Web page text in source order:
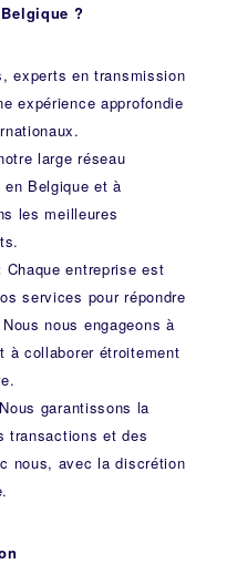
?
experts en transmission
expérience approfondie
large réseau
en Belgique et à
les meilleures
Chaque entreprise est
services pour répondre
nous engageons à
à collaborer étroitement
Nous garantissons la
transactions et des
nous, avec la discrétion